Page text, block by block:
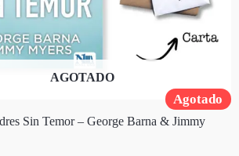
Agotado
AGOTADO
Sin Temor – George Barna & Jimmy